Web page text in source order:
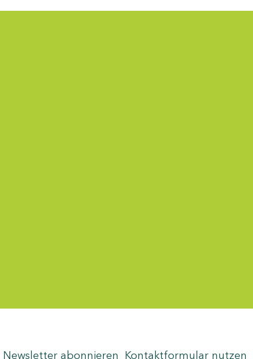
Newsletter abonnieren Kontaktformular nutzen